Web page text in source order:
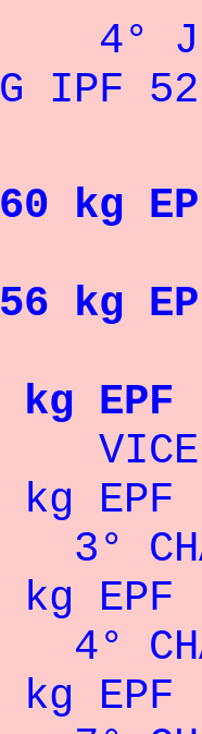
60 kg
56 kg
EPF
EPF
3°
EPF
4°
EPF